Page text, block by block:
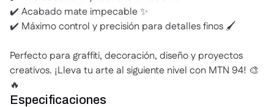
✔️ Acabado mate impecable ✨
✔️ Máximo control y precisión para detalles finos 🖌️
Perfecto para graffiti, decoración, diseño y proyectos
creativos. ¡Lleva tu arte al siguiente nivel con MTN 94! 🎨
🔥
Especificaciones